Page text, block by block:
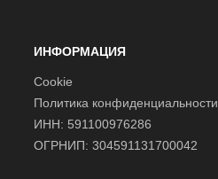
ИНФОРМАЦИЯ
Cookie
Политика конфиденциальности
ИНН: 591100976286
ОГРНИП: 304591131700042